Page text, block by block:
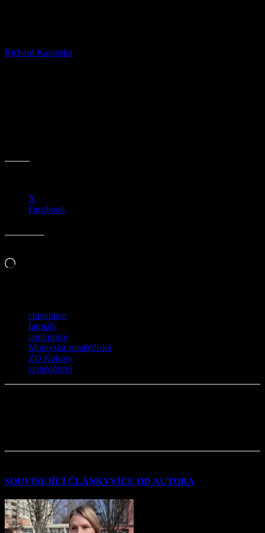
Richard Kapustka
X
Facebook
Načítání…
chmelnice
farmáři
jarní práce
Moravská zemědělská
ZD Kokory
zemědělství
SOUVISEJÍCÍ ČLÁNKYVÍCE OD AUTORA